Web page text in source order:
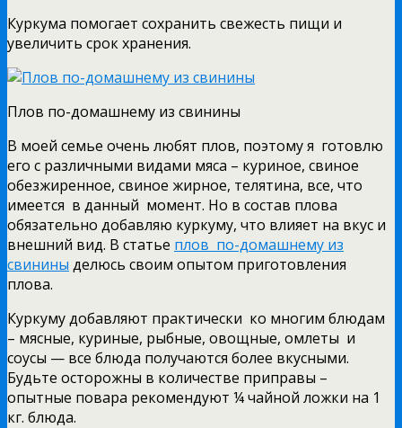
Куркума помогает сохранить свежесть пищи и
увеличить срок хранения.
Плов по-домашнему из свинины
В моей семье очень любят плов, поэтому я готовлю
его с различными видами мяса – куриное, свиное
обезжиренное, свиное жирное, телятина, все, что
имеется в данный момент. Но в состав плова
обязательно добавляю куркуму, что влияет на вкус и
внешний вид. В статье плов по-домашнему из
свинины делюсь своим опытом приготовления
плова.
Куркуму добавляют практически ко многим блюдам
– мясные, куриные, рыбные, овощные, омлеты и
соусы — все блюда получаются более вкусными.
Будьте осторожны в количестве приправы –
опытные повара рекомендуют ¼ чайной ложки на 1
кг. блюда.